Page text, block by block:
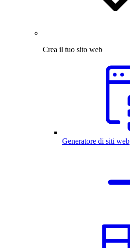
Crea il tuo sito web
Generatore di siti web